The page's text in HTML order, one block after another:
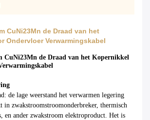
CuNi23Mn de Draad van het
Ondervloer Verwarmingskabel
CuNi23Mn de Draad van het Kopernikkel
de lage weerstand het verwarmen legering
zwakstroomstroomonderbreker, thermisch
en ander zwakstroom elektroproduct. Het is